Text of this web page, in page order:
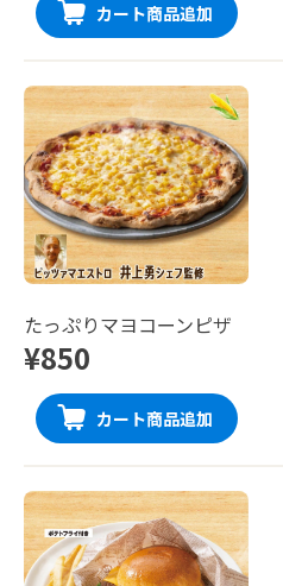
カート商品追加
たっぷりマヨコーンピザ
¥850
カート商品追加